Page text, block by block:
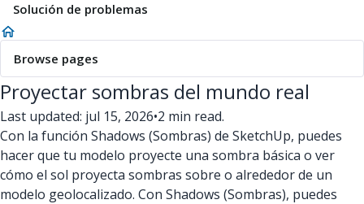
Solución de problemas
Browse pages
Proyectar sombras del mundo real
Last updated: jul 15, 2026•2 min read.
Con la función Shadows (Sombras) de SketchUp, puedes
hacer que tu modelo proyecte una sombra básica o ver
cómo el sol proyecta sombras sobre o alrededor de un
modelo geolocalizado. Con Shadows (Sombras), puedes